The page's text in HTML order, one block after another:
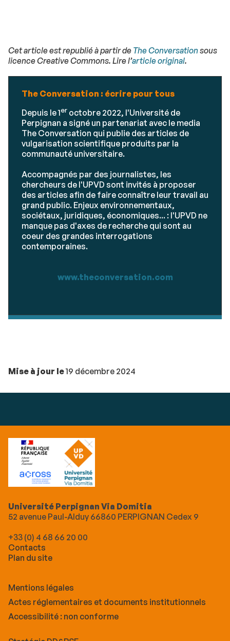
Cet article est republié à partir de The Conversationsous
licence Creative Commons. Lire l’article original.
The Conversation : écrire pour tous
Depuis le 1er octobre 2022, l'Université de
Perpignan a signé un partenariat avec le media
The Conversation qui publie des articles de
vulgarisation scientifique produits par la
communauté universitaire.
Accompagnés par des journalistes, les
chercheurs de l'UPVD sont invités à proposer
des articles afin de faire connaître leur travail au
grand public. Enjeux environnementaux,
sociétaux, juridiques, économiques... : l'UPVD ne
manque pas d'axes de recherche qui sont au
coeur des grandes interrogations
contemporaines.
www.theconversation.com
Mise à jour le19 décembre 2024
Université Perpignan Via Domitia
52 avenue Paul-Alduy 66860 PERPIGNAN Cedex 9
+33 (0) 4 68 66 20 00
Contacts
Plan du site
Mentions légales
Actes réglementaires et documents institutionnels
Accessibilité : non conforme